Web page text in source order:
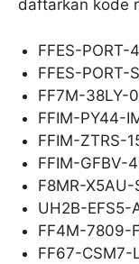
daftarkan kode
FFES-PORT-
FFES-PORT-
FF7M-38LY-
FFIM-PY44-
FFIM-ZTRS-
FFIM-GFBV-
F8MR-X5AU-
UH2B-EFS5-
FF4M-7809-
FF67-CSM7-